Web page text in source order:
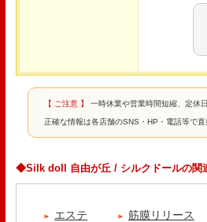
【 ご注意 】 一時休業や営業時間短縮、定休
正確な情報は各店舗のSNS・HP・電話等で
◆Silk doll 自由が丘 / シルクドールの関
エステ 筋膜リリース